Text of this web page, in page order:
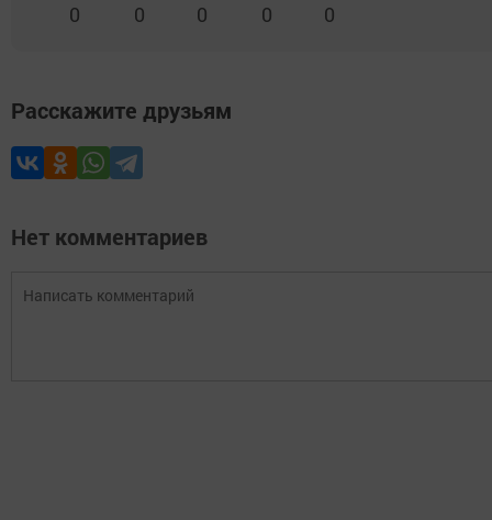
0 0 0 0 0
Расскажите друзьям
Нет комментариев